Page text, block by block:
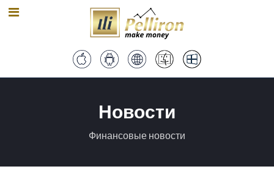
Новости
Финансовые новости